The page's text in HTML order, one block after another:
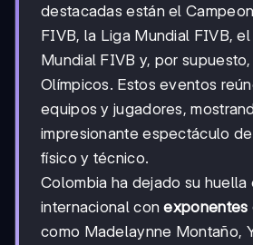
destacadas están el
FIVB, la Liga Mundial FIVB, el
Mundial FIVB y, por
Olímpicos. Estos eventos
equipos y jugadores,
impresionante espectáculo
físico y técnico.
Colombia ha dejado su
internacional conexponentes
como Madelaynne Montaño,